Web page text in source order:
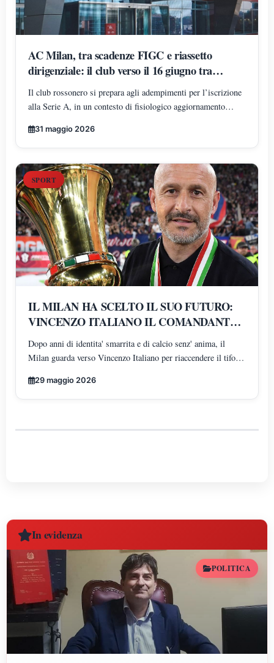
AC Milan, tra scadenze FIGC e riassetto
dirigenziale: il club verso il 16 giugno tra
normalità amministrativa e attenzione
mediatica
Il club rossonero si prepara agli adempimenti per l’iscrizione
alla Serie A, in un contesto di fisiologico aggiornamento
di transizione interna e alimenta anche voci non ufficiali
31 maggio 2026
SPORT
IL MILAN HA SCELTO IL SUO FUTURO:
VINCENZO ITALIANO IL COMANDANTE
DELLA RIVOLUZIONE ROSSONERA
Dopo anni di identita' smarrita e di calcio senz' anima, il
Milan guarda verso Vincenzo Italiano per riaccendere il tifo
e che oggi rappresenta la rinascita tecnica, culturale ed
emotiva del mondo milanista.
29 maggio 2026
In evidenza
POLITICA